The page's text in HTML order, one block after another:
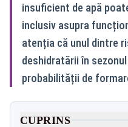
insuficient de apă
inclusiv asupra
atenția că unul dintre
deshidratării în
probabilității de
CUPRINS